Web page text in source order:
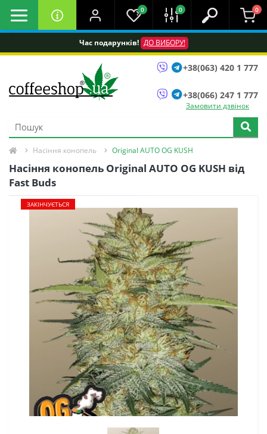
Час подарунків! ДО ВИБОРУ!
0 0 0
+38(063) 420 1 777
+38(066) 247 1 777
Замовити дзвінок
Насіння конопель Original AUTO OG KUSH
Насіння конопель Original AUTO OG KUSH від
Fast Buds
ЗАКІНЧУЄТЬСЯ